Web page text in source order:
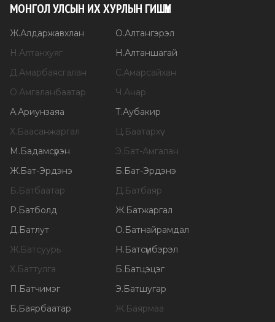
МОНГОЛ УЛСЫН ИХ ХУРЛЫН ГИШҮҮН
Ж.Алдаржавхлан О.Алтангэрэл
Н.Алтанхуяг Н.Алтаншагай
Д.Амарбаясгалан С.Амарсайхан
О.Амгаланбаатар Ч.Анар
А.Ариунзаяа Т.Аубакир
Х.Баасанжаргал Ц.Баатархүү
М.Бадамсүрэн Э.Бат-Амгалан
Ж.Бат-Эрдэнэ Б.Бат-Эрдэнэ
Б.Батбаатар Д.Батбаяр
Р.Батболд Ж.Батжаргал
Д.Батлут О.Батнайрамдал
Ж.Батсуурь Н.Батсүмбэрэл
Х.Баттулга Б.Батцэцэг
П.Батчимэг Э.Батшугар
Б.Баярбаатар Ж.Баярмаа